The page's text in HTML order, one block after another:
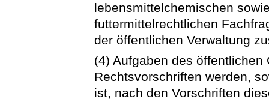
lebensmittelchemischen
futtermittelrechtlichen
der öffentlichen Verwaltung
(4) Aufgaben des
Rechtsvorschriften werden,
ist, nach den Vorschriften